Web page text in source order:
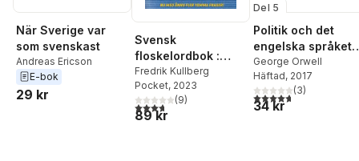
När Sverige var
som svenskast
Andreas Ericson
E-bok
29 kr
Svensk
floskelordbok :
managementjargon
g, politiska
plattityder,
värdegrundsbabbel
Fredrik Kullberg
Pocket, 2023
3,7utav 5 stjärnor. Totalt antal röster:
(9)
89 kr
Del 5
Politik och det
engelska språket
Därför skriver jag
George Orwell
Häftad, 2017
4,7utav 5 stjärnor.
(3)
34 kr